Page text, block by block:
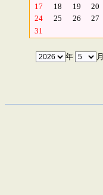
17
18 19 20
24
25 26 27
31
年 月